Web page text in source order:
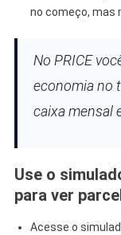
no começo, mas
No PRICE
economia no
caixa mensal
Use o
para ver
Acesse o